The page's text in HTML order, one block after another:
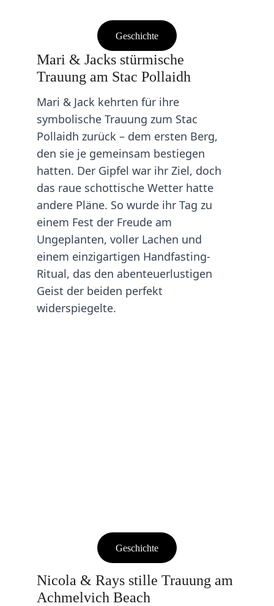
Geschichte
Mari & Jacks stürmische
Trauung am Stac Pollaidh
Mari & Jack kehrten für ihre
symbolische Trauung zum Stac
Pollaidh zurück – dem ersten Berg,
den sie je gemeinsam bestiegen
hatten. Der Gipfel war ihr Ziel, doch
das raue schottische Wetter hatte
andere Pläne. So wurde ihr Tag zu
einem Fest der Freude am
Ungeplanten, voller Lachen und
einem einzigartigen Handfasting-
Ritual, das den abenteuerlustigen
Geist der beiden perfekt
widerspiegelte.
Nicola & Rays stille Trauung am
Achmelvich Beach
Geschichte